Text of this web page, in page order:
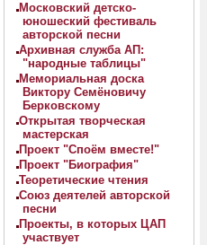
Московский детско-
юношеский фестиваль
авторской песни
Архивная служба АП:
"народные таблицы"
Мемориальная доска
Виктору Семёновичу
Берковскому
Открытая творческая
мастерская
Проект "Споём вместе!"
Проект "Биография"
Теоретические чтения
Союз деятелей авторской
песни
Проекты, в которых ЦАП
участвует